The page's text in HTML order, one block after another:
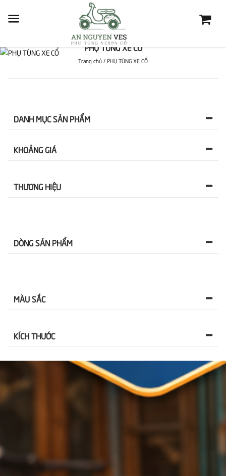
PHỤ TÙNG XE CỔ
Trang chủ / PHỤ TÙNG XE CỔ
DANH MỤC SẢN PHẨM
KHOẢNG GIÁ
THƯƠNG HIỆU
DÒNG SẢN PHẨM
MÀU SẮC
KÍCH THƯỚC